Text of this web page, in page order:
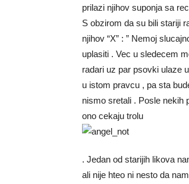
prilazi njihov suponja sa
S obzirom da su bili stariji
njihov “X” : ” Nemoj
uplasiti . Vec u sledecem
radari uz par psovki ulaze
u istom pravcu , pa sta
nismo sretali . Posle nekih
ono cekaju trolu
. Jedan od starijih likova
ali nije hteo ni nesto da